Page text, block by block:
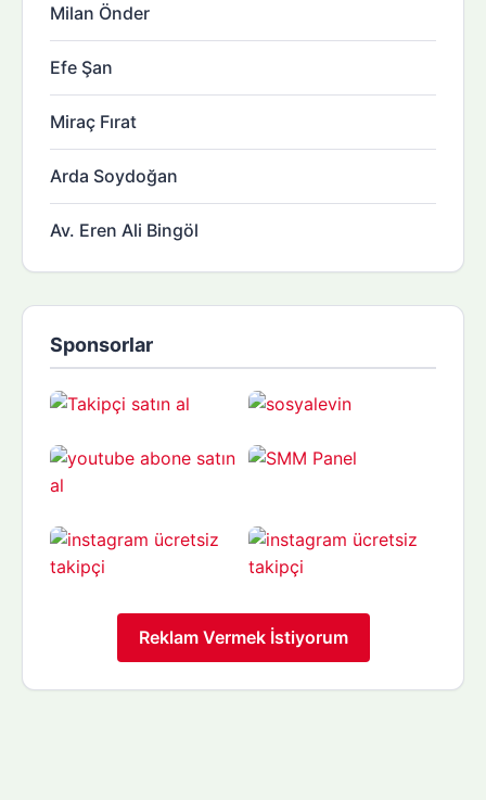
Milan Önder
Efe Şan
Miraç Fırat
Arda Soydoğan
Av. Eren Ali Bingöl
Sponsorlar
Reklam Vermek İstiyorum